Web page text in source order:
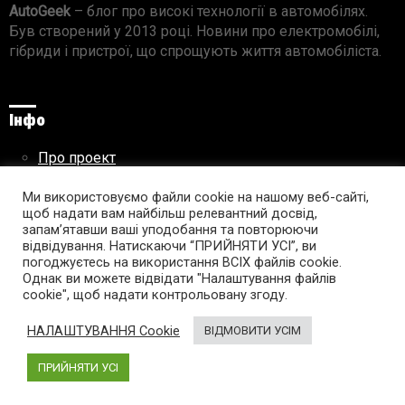
AutoGeek– блог про високі технології в автомобілях.
Був створений у 2013 році. Новини про електромобілі,
гібриди і пристрої, що спрощують життя автомобіліста.
Інфо
Про проект
Правила використання матеріалів
Підпишись на AutoGeek!
facebooktwitter instagramyoutube tumblr linkedin
Ми використовуємо файли cookie на нашому веб-сайті,
щоб надати вам найбільш релевантний досвід,
запам’ятавши ваші уподобання та повторюючи
відвідування. Натискаючи “ПРИЙНЯТИ УСІ”, ви
погоджуєтесь на використання ВСІХ файлів cookie.
Однак ви можете відвідати "Налаштування файлів
cookie", щоб надати контрольовану згоду.
НАЛАШТУВАННЯ Cookie ВІДМОВИТИ УСІМ
ПРИЙНЯТИ УСІ